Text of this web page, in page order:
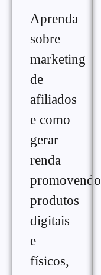
Aprenda
sobre
marketing
de
afiliados
e como
gerar
renda
promovendo
produtos
digitais
e
físicos,